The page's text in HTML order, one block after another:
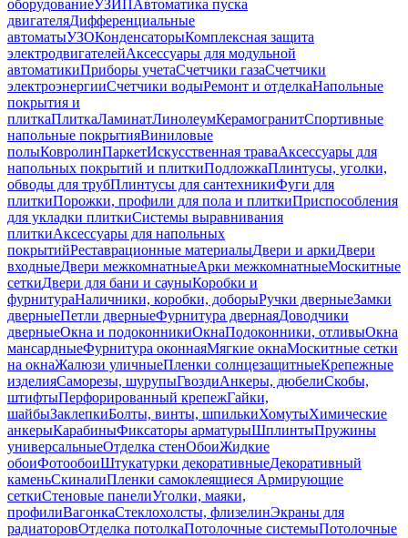
оборудованиеУЗИПАвтоматика пуска
двигателяДифференциальные
автоматыУЗОКонденсаторыКомплексная защита
электродвигателейАксессуары для модульной
автоматикиПриборы учетаСчетчики газаСчетчики
электроэнергииСчетчики водыРемонт и отделкаНапольные
покрытия и
плиткаПлиткаЛаминатЛинолеумКерамогранитСпортивные
напольные покрытияВиниловые
полыКовролинПаркетИскусственная траваАксессуары для
напольных покрытий и плиткиПодложкаПлинтусы, уголки,
обводы для трубПлинтусы для сантехникиФуги для
плиткиПорожки, профили для пола и плиткиПриспособления
для укладки плиткиСистемы выравнивания
плиткиАксессуары для напольных
покрытийРеставрационные материалыДвери и аркиДвери
входныеДвери межкомнатныеАрки межкомнатныеМоскитные
сеткиДвери для бани и сауныКоробки и
фурнитураНаличники, коробки, доборыРучки дверныеЗамки
дверныеПетли дверныеФурнитура двернаяДоводчики
дверныеОкна и подоконникиОкнаПодоконники, отливыОкна
мансардныеФурнитура оконнаяМягкие окнаМоскитные сетки
на окнаЖалюзи уличныеПленки солнцезащитныеКрепежные
изделияСаморезы, шурупыГвоздиАнкеры, дюбелиСкобы,
штифтыПерфорированный крепежГайки,
шайбыЗаклепкиБолты, винты, шпилькиХомутыХимические
анкерыКарабиныФиксаторы арматурыШплинтыПружины
универсальныеОтделка стенОбоиЖидкие
обоиФотообоиШтукатурки декоративныеДекоративный
каменьСкиналиПленки самоклеящиеся Армирующие
сеткиСтеновые панелиУголки, маяки,
профилиВагонкаСтеклохолсты, флизелинЭкраны для
радиаторовОтделка потолкаПотолочные системыПотолочные